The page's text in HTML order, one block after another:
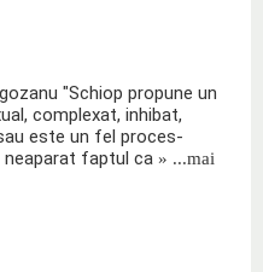
"Schiop propune un
complexat, inhibat,
este un fel proces-
neaparat faptul ca » ...mai